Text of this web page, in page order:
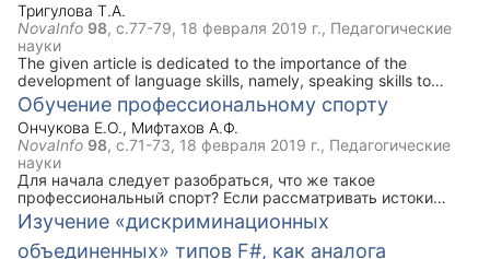
Тригулова Т.А.
NovaInfo 98, с.77-79, 18 февраля 2019 г., Педагогические
науки
The given article is dedicated to the importance of the
development of language skills, namely, speaking skills to
instigate effective communication between people from
different countries. The article discusses problems in teaching
speaking skills and techniques to overcome problems in its
mastering.
Обучение профессиональному спорту
Ончукова Е.О., Мифтахов А.Ф.
NovaInfo 98, с.71-73, 18 февраля 2019 г., Педагогические
науки
Для начала следует разобраться, что же такое
профессиональный спорт? Если рассматривать истоки
профессионального спорта, то он строился на спортивной
деятельности на полную занятость, когда спортсмен
делает акцент на модернизации и улучшении своих
Изучение «дискриминационных
объединенных» типов F#, как аналога